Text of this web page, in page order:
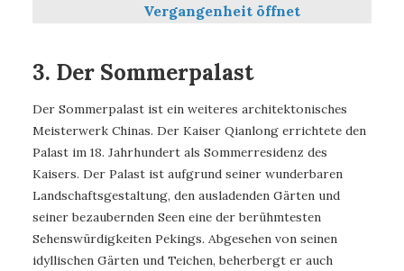
Vergangenheit öffnet
3. Der Sommerpalast
Der Sommerpalast ist ein weiteres architektonisches
Meisterwerk Chinas. Der Kaiser Qianlong errichtete den
Palast im 18. Jahrhundert als Sommerresidenz des
Kaisers. Der Palast ist aufgrund seiner wunderbaren
Landschaftsgestaltung, den ausladenden Gärten und
seiner bezaubernden Seen eine der berühmtesten
Sehenswürdigkeiten Pekings. Abgesehen von seinen
idyllischen Gärten und Teichen, beherbergt er auch